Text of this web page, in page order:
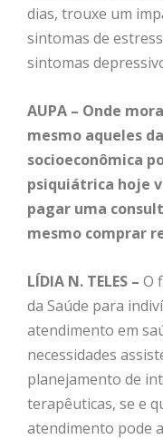
dias, trouxe um
sintomas de
sintomas
AUPA – Onde
mesmo aqueles
socioeconômica
psiquiátrica hoje
pagar uma
mesmo comprar
LÍDIA N. TELES – O
da Saúde para
atendimento em
necessidades
planejamento de
terapêuticas, se e
atendimento pode